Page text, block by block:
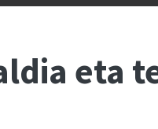
eta